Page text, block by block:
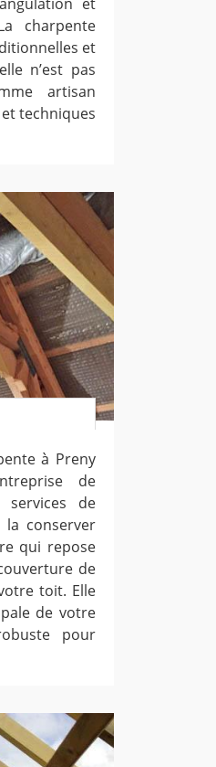
charpente
et
n’est pas
artisan
techniques
à Preny
de
services de
conserver
qui repose
de
toit. Elle
de votre
pour